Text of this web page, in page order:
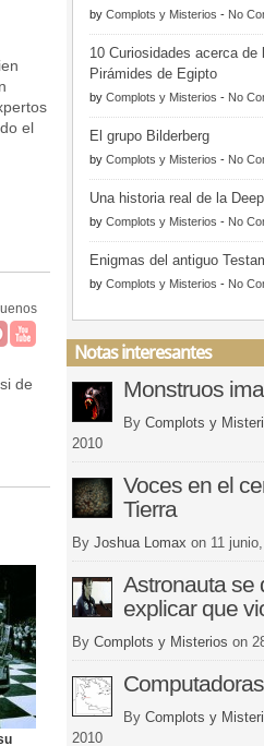
el
de
by Complots y Misterios - No
10 Curiosidades acerca de
Pirámides de Egipto
by Complots y Misterios - No
El grupo Bilderberg
by Complots y Misterios - No
Una historia real de la
by Complots y Misterios - No
Enigmas del antiguo
by Complots y Misterios - No
Notas interesantes
Monstruos
By Complots y
2010
Voces en el
Tierra
By Joshua Lomax on 11 junio,
Astronauta se
explicar que
By Complots y Misterios on
By Complots y
2010